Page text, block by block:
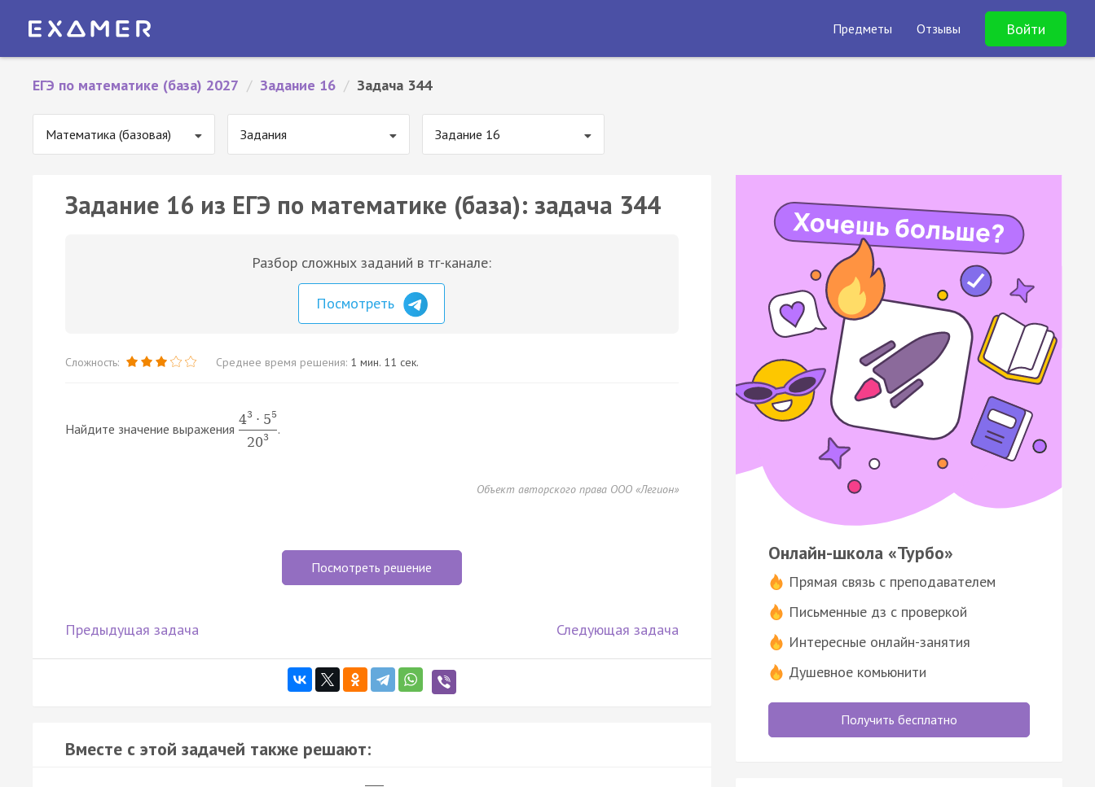
Предметы Отзывы Войти
ЕГЭ по математике (база) 2027 / Задание 16 / Задача 344
Математика (базовая) Задания Задание 16
Задание 16 из ЕГЭ по математике (база): задача 344
Разбор сложных заданий в тг-канале:
Посмотреть
Сложность: Среднее время решения: 1 мин. 11 сек.
Найдите значение выражения
43 ⋅ 55
203 .
Объект авторского права ООО «Легион»
Посмотреть решение
Предыдущая задача Следующая задача
Вместе с этой задачей также решают:
Онлайн-школа «Турбо»
Прямая связь с преподавателем
Письменные дз с проверкой
Интересные онлайн-занятия
Душевное комьюнити
Получить бесплатно